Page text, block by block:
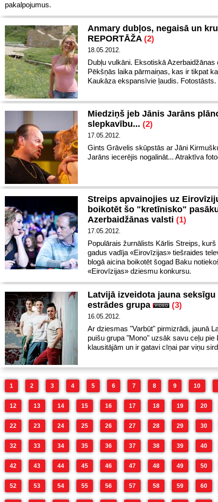
pakalpojumus.
Anmary dubļos, negaisā un
REPORTĀŽA (2)
18.05.2012.
Dubļu vulkāni. Eksotiskā Azerbaidžānas
Pēkšņās laika pārmaiņas, kas ir tikpat
Kaukāza ekspansīvie ļaudis. Fotostāsts.
Miedziņš jeb Jānis Jarāns
slepkavību... (2)
17.05.2012.
Gints Grāvelis skūpstās ar Jāni
Jarāns iecerējis nogalināt... Atraktīva
Streips apvainojies uz
boikotēt šo "kretīnisko"
Azerbaidžānas valsti (1)
17.05.2012.
Populārais žurnālists Kārlis Streips, kurš
gadus vadīja «Eirovīzijas» tiešraides
blogā aicina boikotēt šogad Baku
«Eirovīzijas» dziesmu konkursu.
Latvijā izveidota jauna
estrādes grupa
(3)
16.05.2012.
Ar dziesmas "Varbūt" pirmizrādi, jaunā
puišu grupa "Mono" uzsāk savu ceļu pie
klausitājām un ir gatavi cīņai par viņu
1 2 3 4 5 6 7 8 9 10
12 13 14 15 16 17 18 19 20
22 23 24 25 26 27 28 29 30
32 33 34 35 36 37 38 39 40
42 43 44 45 46 47 48 49 50
52 53 54 55 56 57 58 59 60